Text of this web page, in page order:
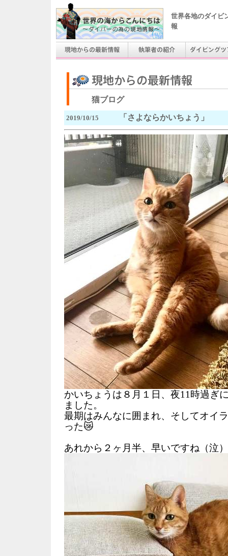
世界各地のダイビ
報
猫ブログ
2019/10/15 「さよならかいちょう」
かいちょうは８月１日、夜11時過ぎ
ました。
最期はみんなに囲まれ、そしてオイ
った😿
あれから２ヶ月半、早いですね（泣）